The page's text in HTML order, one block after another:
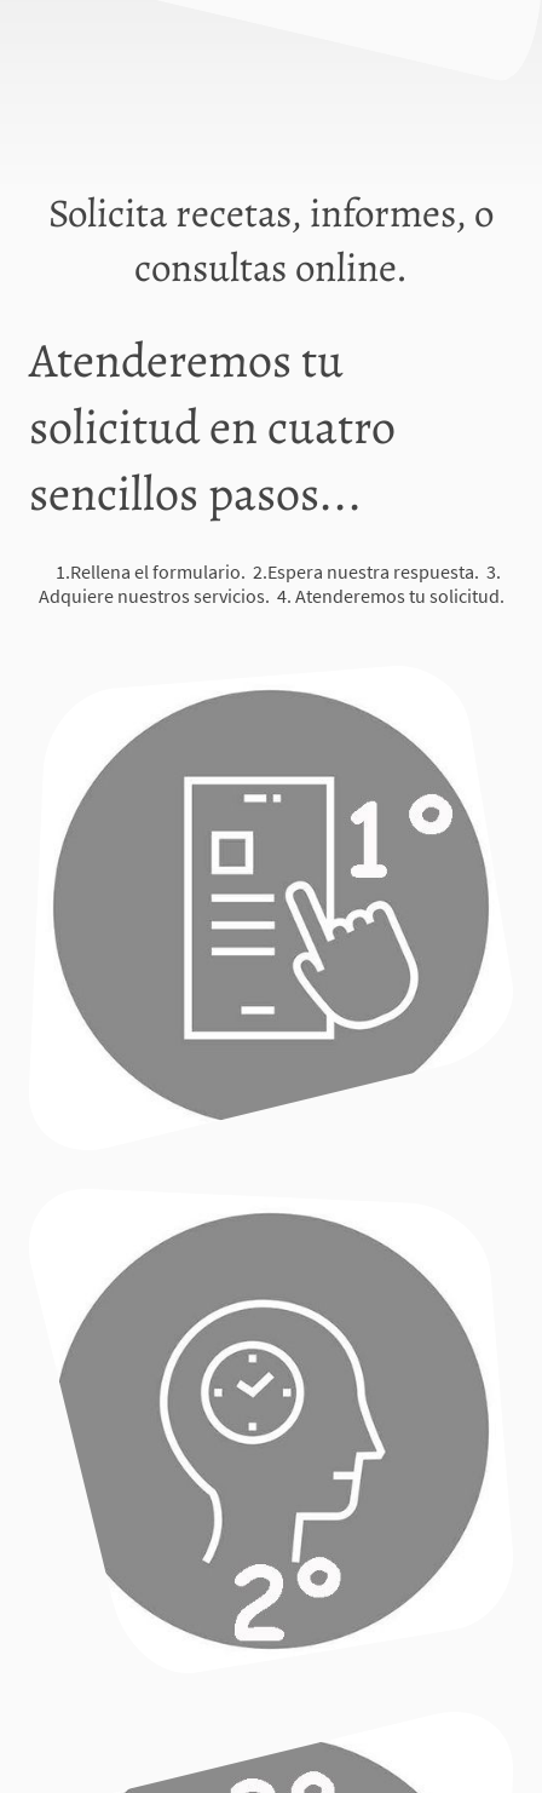
Solicita recetas, informes, o
consultas online.
Atenderemos tu
solicitud en cuatro
sencillos pasos...
1.Rellena el formulario. 2.Espera nuestra respuesta. 3.
Adquiere nuestros servicios. 4. Atenderemos tu solicitud.